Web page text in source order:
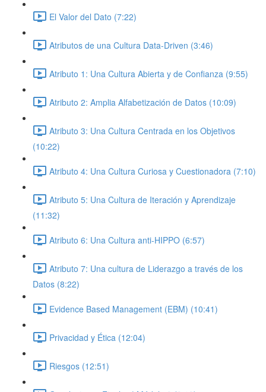
El Valor del Dato (7:22)
Atributos de una Cultura Data-Driven (3:46)
Atributo 1: Una Cultura Abierta y de Confianza (9:55)
Atributo 2: Amplia Alfabetización de Datos (10:09)
Atributo 3: Una Cultura Centrada en los Objetivos
(10:22)
Atributo 4: Una Cultura Curiosa y Cuestionadora (7:10)
Atributo 5: Una Cultura de Iteración y Aprendizaje
(11:32)
Atributo 6: Una Cultura anti-HIPPO (6:57)
Atributo 7: Una cultura de Liderazgo a través de los
Datos (8:22)
Evidence Based Management (EBM) (10:41)
Privacidad y Ética (12:04)
Riesgos (12:51)